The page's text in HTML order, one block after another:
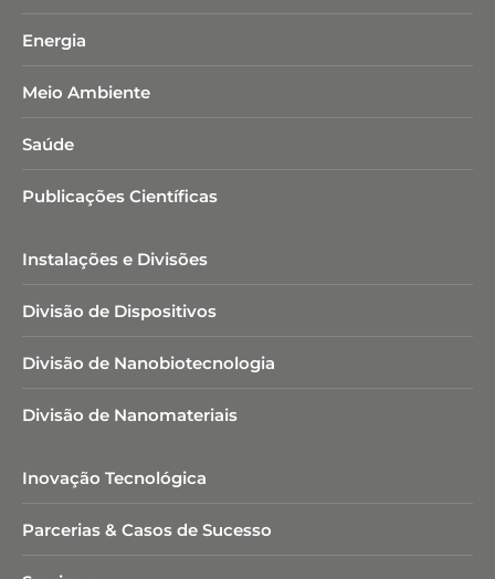
Energia
Meio Ambiente
Saúde
Publicações Científicas
Instalações e Divisões
Divisão de Dispositivos
Divisão de Nanobiotecnologia​
Divisão de Nanomateriais
Inovação Tecnológica
Parcerias & Casos de Sucesso